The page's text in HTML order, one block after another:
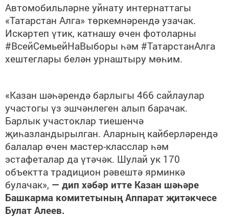
Автомобильләрне уйнату интернаттагы
«Татарстан Алга» төркемнәрендә узачак.
Искәртеп үтик, катнашу өчен фотоларны
#ВсейСемьейНаВыборы һәм #ТатарстанАлга
хештеглары белән урнаштыру мөһим.
«Казан шәһәрендә барлыгы 466 сайлаулар
участогы үз эшчәнлеген алып барачак.
Барлык участоклар тиешенчә
җиһазландырылган. Аларның кайберләрендә
балалар өчен мастер-класслар һәм
эстафеталар да үтәчәк. Шулай ук 170
объектта традицион рәвештә ярминкә
булачак», — дип хәбәр итте Казан шәһәре
Башкарма комитетының Аппарат җитәкчесе
Булат Алеев.